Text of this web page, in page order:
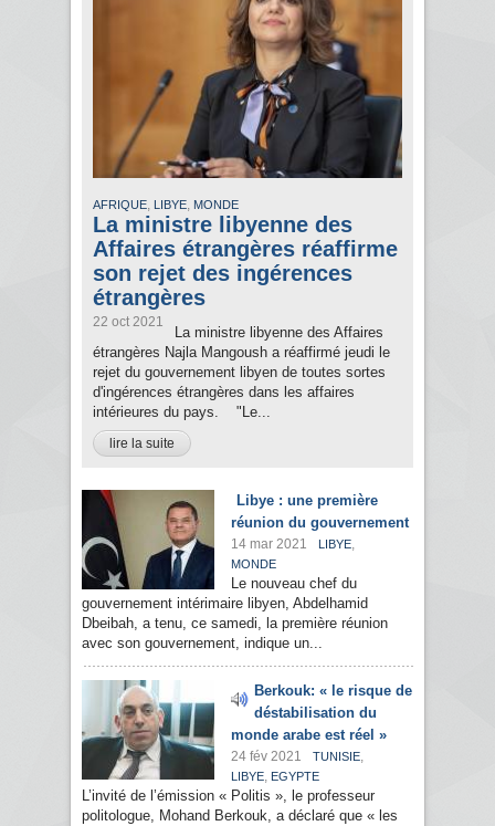
AFRIQUE, LIBYE, MONDE
La ministre libyenne des
Affaires étrangères réaffirme
son rejet des ingérences
étrangères
22 oct 2021
La ministre libyenne des Affaires
étrangères Najla Mangoush a réaffirmé jeudi le
rejet du gouvernement libyen de toutes sortes
d'ingérences étrangères dans les affaires
intérieures du pays. "Le...
lire la suite
Libye : une première
réunion du gouvernement
14 mar 2021 LIBYE,
MONDE
Le nouveau chef du
gouvernement intérimaire libyen, Abdelhamid
Dbeibah, a tenu, ce samedi, la première réunion
avec son gouvernement, indique un...
Berkouk: « le risque de
déstabilisation du
monde arabe est réel »
24 fév 2021 TUNISIE,
LIBYE, EGYPTE
L’invité de l’émission « Politis », le professeur
politologue, Mohand Berkouk, a déclaré que « les